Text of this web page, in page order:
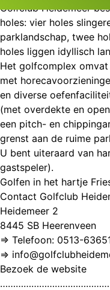
Golfclub Heidemeer
holes: vier holes
parklandschap, twee
holes liggen idyllisch
Het golfcomplex
met
en diverse
(met overdekte en
een pitch- en
grenst aan de ruime
U bent uiteraard van
gastspeler).
Golfen in het hartje
Contact Golfclub
Heidemeer 2
8445 SB Heerenveen
⇒ Telefoon: 0513-
⇒
Bezoek de website